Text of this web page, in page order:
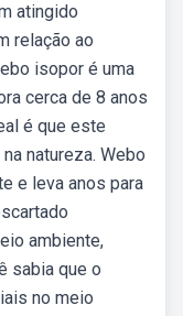
atingido
relação ao
isopor é uma
cerca de 8 anos
é que este
natureza. Webo
e leva anos para
ambiente,
sabia que o
no meio